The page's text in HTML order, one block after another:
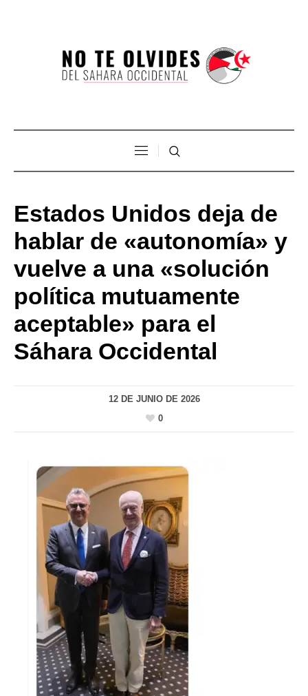
Estados Unidos deja de
hablar de «autonomía» y
vuelve a una «solución
política mutuamente
aceptable» para el
Sáhara Occidental
12 DE JUNIO DE 2026
0